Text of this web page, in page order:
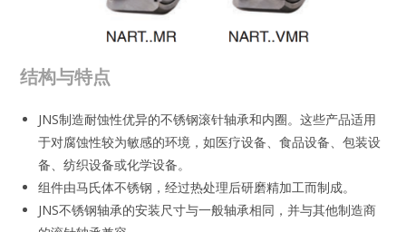
结构与特点
JNS制造耐蚀性优异的不锈钢滚针轴承和内圈。这些产品适用
于对腐蚀性较为敏感的环境，如医疗设备、食品设备、包装设
备、纺织设备或化学设备。
组件由马氏体不锈钢，经过热处理后研磨精加工而制成。
JNS不锈钢轴承的安装尺寸与一般轴承相同，并与其他制造商